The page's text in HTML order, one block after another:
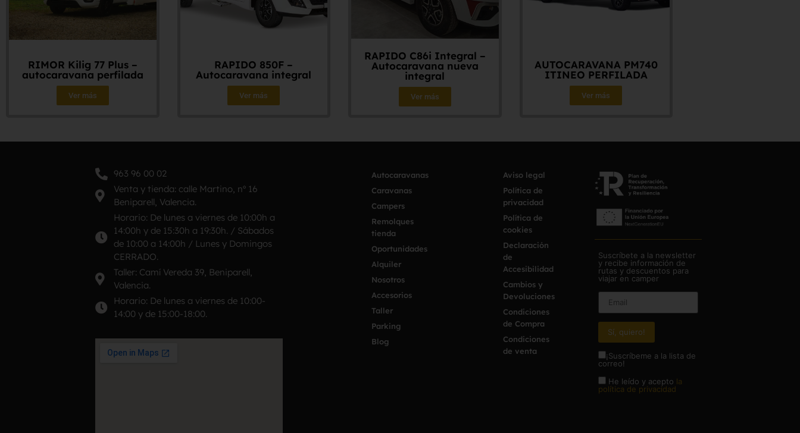
RIMOR Kilig 77 Plus –
autocaravana perfilada
Ver más
RAPIDO 850F –
Autocaravana integral
Ver más
RAPIDO C86i Integral –
Autocaravana nueva
integral
Ver más
AUTOCARAVANA PM740
ITINEO PERFILADA
Ver más
963 96 00 02
Venta y tienda: calle Martino, nº 16
Beniparell, Valencia.
Horario: De lunes a viernes de 10:00h a
14:00h y de 15:30h a 19:30h. / Sábados
de 10:00 a 14:00h / Lunes y Domingos
CERRADO.
Taller: Camí Vereda 39, Beniparell,
Valencia.
Horario: De lunes a viernes de 10:00-
14:00 y de 15:00-18:00.
Autocaravanas
Caravanas
Campers
Remolques
tienda
Oportunidades
Alquiler
Nosotros
Accesorios
Taller
Parking
Blog
Aviso legal
Política de
privacidad
Política de
cookies
Declaración
de
Accesibilidad
Cambios y
Devoluciones
Condiciones
de Compra
Condiciones
de venta
Suscríbete a la newsletter
y recibe información de
rutas y descuentos para
viajar en camper
¡Suscríbeme a la lista de
correo!
He leído y acepto la
política de privacidad